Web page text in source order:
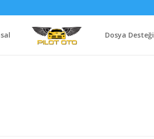
Dosya Desteği